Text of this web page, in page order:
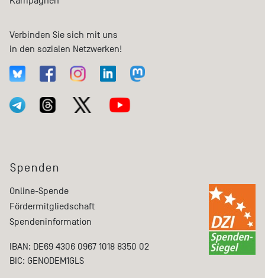
Verbinden Sie sich mit uns
in den sozialen Netzwerken!
Spenden
Online-Spende
Fördermitgliedschaft
Spendeninformation
IBAN: DE69 4306 0967 1018 8350 02
BIC: GENODEM1GLS